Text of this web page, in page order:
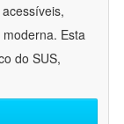
Esta
do SUS,